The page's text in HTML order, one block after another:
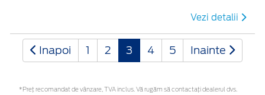
Vezi detalii
Inapoi 1 2 3 4 5 Inainte
*Preţ recomandat de vânzare, TVA inclus. Vă rugăm să contactaţi dealerul dvs.